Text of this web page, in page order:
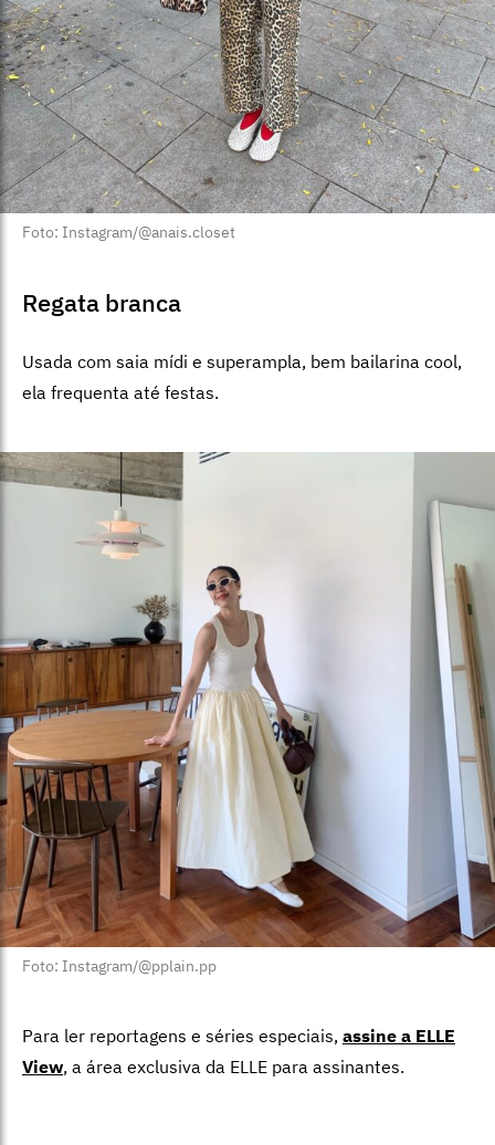
Foto: Instagram/@anais.closet
Regata branca
Usada com saia mídi e superampla, bem bailarina cool,
ela frequenta até festas.
Foto: Instagram/@pplain.pp
Para ler reportagens e séries especiais, assine a ELLE
View, a área exclusiva da ELLE para assinantes.